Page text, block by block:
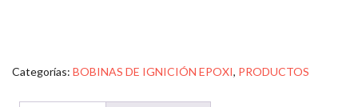
Categorías: BOBINAS DE IGNICIÓN EPOXI, PRODUCTOS